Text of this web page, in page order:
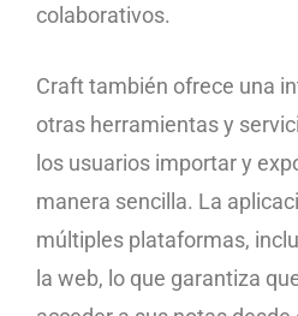
colaborativos.
Craft también ofrece una
otras herramientas y
los usuarios importar y
manera sencilla. La
múltiples plataformas,
la web, lo que garantiza